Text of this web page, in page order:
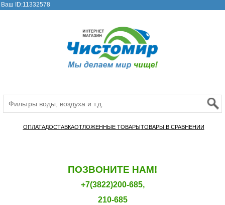
Ваш ID:11332578
ОПЛАТАДОСТАВКАОТЛОЖЕННЫЕ ТОВАРЫТОВАРЫ В СРАВНЕНИИ
ПОЗВОНИТЕ НАМ!
+7(3822)200-685,
210-685